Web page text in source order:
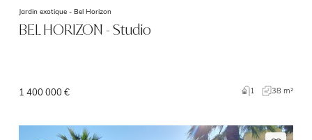
Jardin exotique - Bel Horizon
BEL HORIZON - Studio
1 400 000 € 1 38 m²